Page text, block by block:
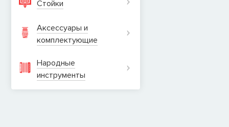
Стойки
Аксессуары и
комплектующие
Народные
инструменты